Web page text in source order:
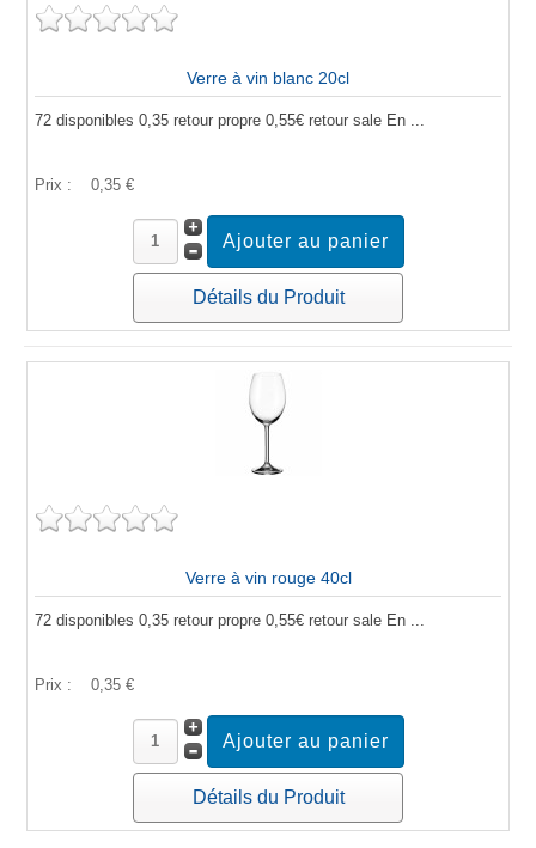
Verre à vin blanc 20cl
72 disponibles 0,35 retour propre 0,55€ retour sale En ...
Prix : 0,35 €
Détails du Produit
Verre à vin rouge 40cl
72 disponibles 0,35 retour propre 0,55€ retour sale En ...
Prix : 0,35 €
Détails du Produit